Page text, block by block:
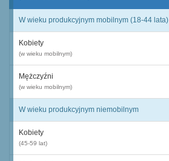
W wieku produkcyjnym mobilnym (18-44 lata)
Kobiety
(w wieku mobilnym)
Mężczyźni
(w wieku mobilnym)
W wieku produkcyjnym niemobilnym
Kobiety
(45-59 lat)